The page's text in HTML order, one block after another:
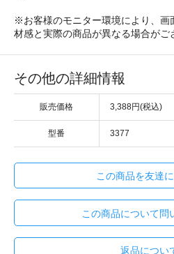
※お客様のモニター環境により、画
材感と実際の商品が異なる場合がご
その他の詳細情報
販売価格 3,388円(税込)
型番 3377
この商品を友達
この商品について問
返品につい